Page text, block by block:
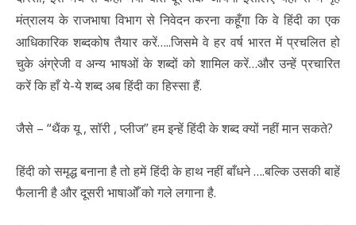
मंत्रालय के राजभाषा विभाग से निवेदन करना कहूँगा कि वेहिंदी का एक
आधिकारिक शब्दकोष तैयार करें…..जिसमे वे हर वर्ष भारत में प्रचलित हो
चुके अंग्रेजी व अन्य भाषओं के शब्दों को शामिल करें…और उन्हें प्रचारित
करें कि हाँ ये-ये शब्द अब हिंदी का हिस्सा हैं.
जैसे – “थैंक यू , सॉरी , प्लीज” हम इन्हें हिंदी के शब्द क्यों नहीं मान सकते?
हिंदी को समृद्ध बनाना है तोहमें हिंदी के हाथ नहीं बाँधने ….बल्कि उसकी बाहें
फैलानी है और दूसरी भाषाओँ को गले लगाना है.